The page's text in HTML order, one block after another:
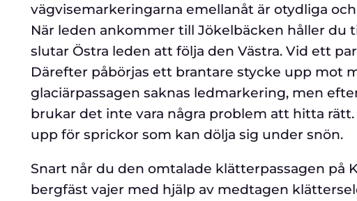
vägvisemarkeringarna emellanåt är otydliga
När leden ankommer till Jökelbäcken håller
slutar Östra leden att följa den Västra. Vid ett
Därefter påbörjas ett brantare stycke upp mot
glaciärpassagen saknas ledmarkering, men
brukar det inte vara några problem att hitta
upp för sprickor som kan dölja sig under snön.
Snart når du den omtalade klätterpassagen på
bergfäst vajer med hjälp av medtagen